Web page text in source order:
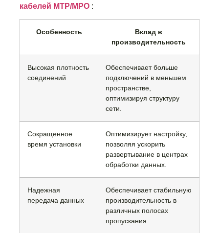
кабелей MTP/MPO :
Особенность
Вклад в
производительность
Высокая плотность
соединений
Обеспечивает больше
подключений в меньшем
пространстве,
оптимизируя структуру
сети.
Сокращенное
время установки
Оптимизирует настройку,
позволяя ускорить
развертывание в центрах
обработки данных.
Надежная
передача данных
Обеспечивает стабильную
производительность в
различных полосах
пропускания.